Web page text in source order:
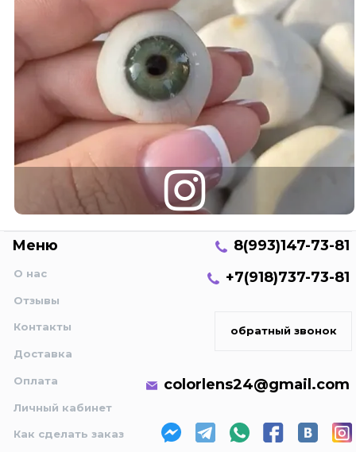
Меню
О нас
Отзывы
Контакты
Доставка
Оплата
Личный кабинет
Как сделать заказ
8(993)147-73-81
+7(918)737-73-81
обратный звонок
colorlens24@gmail.com